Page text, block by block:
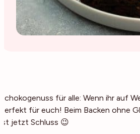
Schokogenuss für alle: Wenn ihr auf
perfekt für euch! Beim Backen ohne
ist jetzt Schluss 😉